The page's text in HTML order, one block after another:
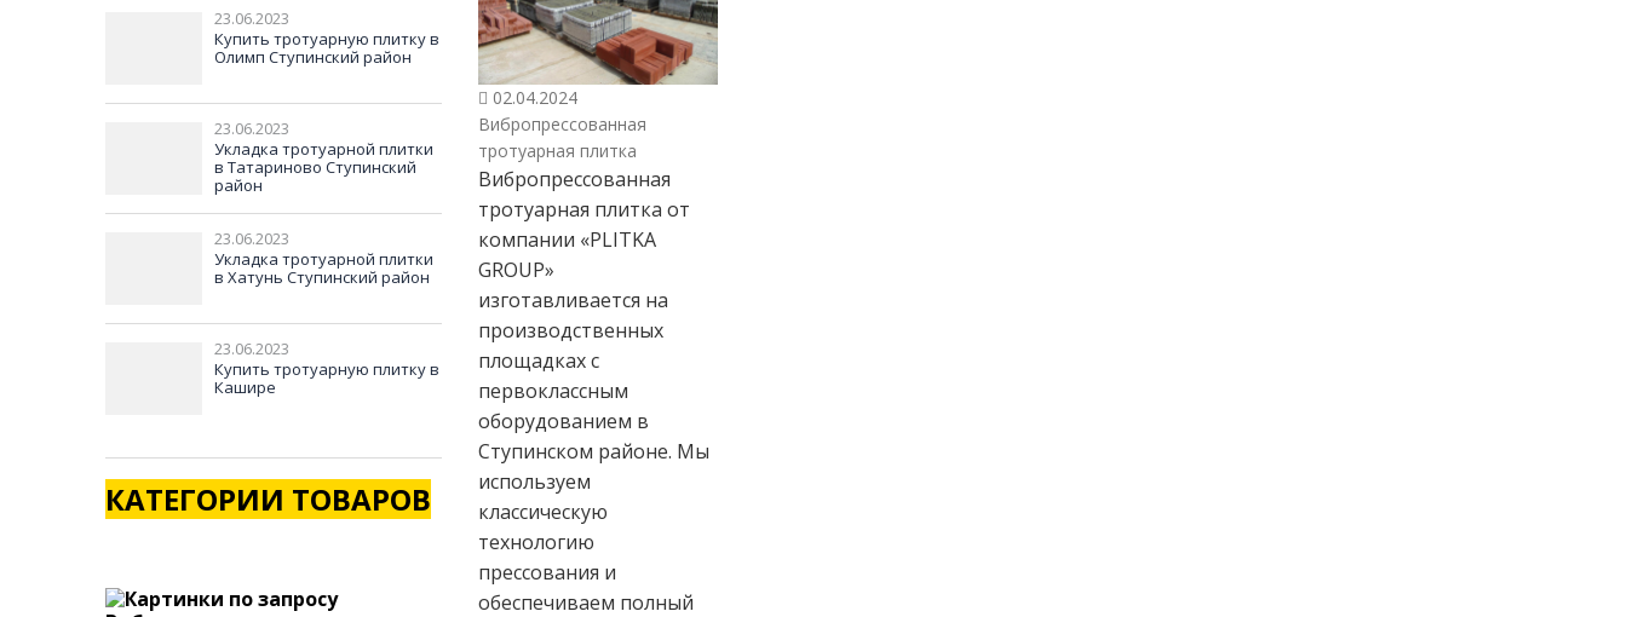
23.06.2023
Купить тротуарную плитку в
Олимп Ступинский район
23.06.2023
Укладка тротуарной плитки
в Татариново Ступинский
район
23.06.2023
Укладка тротуарной плитки
в Хатунь Ступинский район
23.06.2023
Купить тротуарную плитку в
Кашире
КАТЕГОРИИ ТОВАРОВ
02.04.2024
Вибропрессованная
тротуарная плитка
Вибропрессованная
тротуарная плитка от
компании «PLITKA
GROUP»
изготавливается на
производственных
площадках с
первоклассным
оборудованием в
Ступинском районе. Мы
используем
классическую
технологию
прессования и
обеспечиваем полный